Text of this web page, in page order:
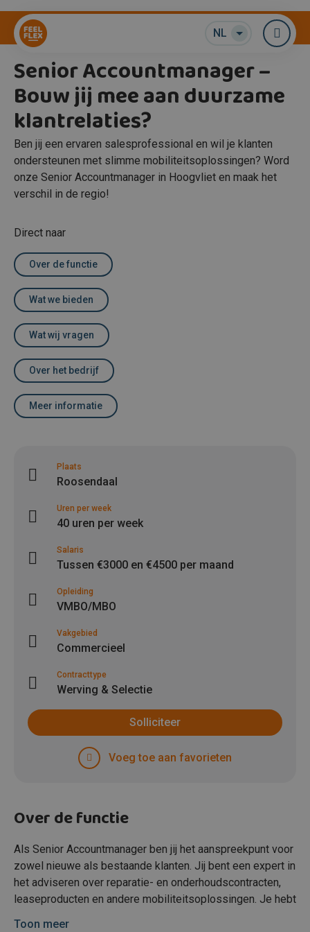
NL
Senior Accountmanager –
Bouw jij mee aan duurzame
klantrelaties?
Ben jij een ervaren salesprofessional en wil je klanten
ondersteunen met slimme mobiliteitsoplossingen? Word
onze Senior Accountmanager in Hoogvliet en maak het
verschil in de regio!
Direct naar
Over de functie
Wat we bieden
Wat wij vragen
Over het bedrijf
Meer informatie
Plaats
Roosendaal
Uren per week
40 uren per week
Salaris
Tussen €3000 en €4500 per maand
Opleiding
VMBO/MBO
Vakgebied
Commercieel
Contracttype
Werving & Selectie
Solliciteer
Voeg toe aan favorieten
Over de functie
Als Senior Accountmanager ben jij het aanspreekpunt voor
zowel nieuwe als bestaande klanten. Jij bent een expert in
het adviseren over reparatie- en onderhoudscontracten,
leaseproducten en andere mobiliteitsoplossingen. Je hebt
Toon meer